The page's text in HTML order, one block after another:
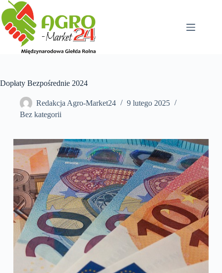
Przejdź
do
treści
Dopłaty Bezpośrednie 2024
Redakcja Agro-Market24
9 lutego 2025
Bez kategorii